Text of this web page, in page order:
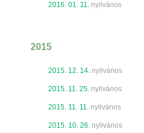
2016. 01. 11. nyilvános
2015
2015. 12. 14. nyilvános
2015. 11. 25. nyilvános
2015. 11. 11. nyilvános
2015. 10. 26. nyilvános